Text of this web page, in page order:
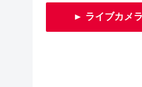
► ライブカメ